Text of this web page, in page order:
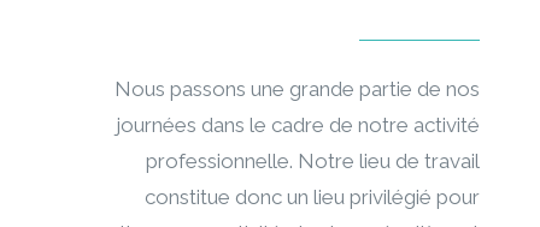
Nous passons une grande partie de nos
journées dans le cadre de notre activité
professionnelle. Notre lieu de travail
constitue donc un lieu privilégié pour